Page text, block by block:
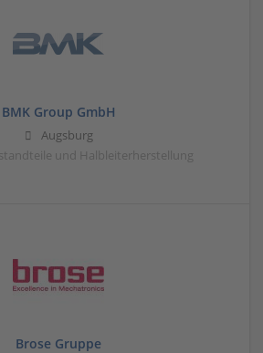
BMK Group GmbH
Augsburg
und Halbleiterherstellung
Brose Gruppe